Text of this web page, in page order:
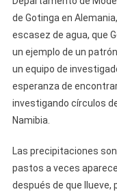
de Gotinga en
escasez de agua, que
un ejemplo de un
un equipo de
esperanza de
investigando círculos
Namibia.
Las precipitaciones
pastos a veces
después de que llueve,